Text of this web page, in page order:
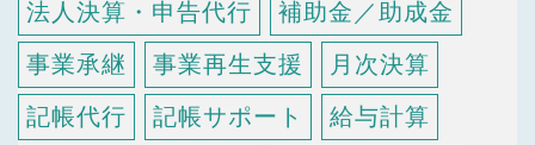
法人決算・申告代行
補助金／助成金
事業承継
事業再生支援
月次決算
記帳代行
記帳サポート
給与計算